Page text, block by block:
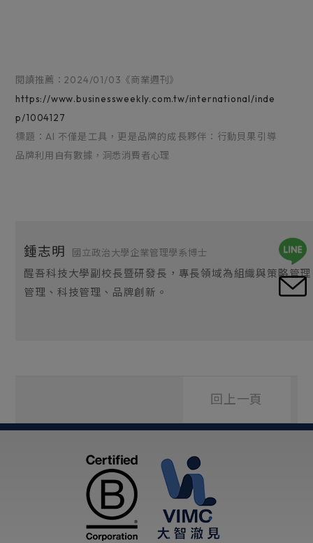
閱讀推薦：2024/01/03《商業週刊》
https://www.businessweekly.com.tw/international/inde
p/1004127
標題：AI 不僅是工具，更是品牌的成長夥伴：行動貝果引導
品牌利用自有數據，洞悉消費者心理
鍾志明 國立政治大學企業管理學系博士
醒吾科技大學副校長暨研發長，專長領域為組織與策略管
管理、科技管理、品牌創新 。
回上一頁